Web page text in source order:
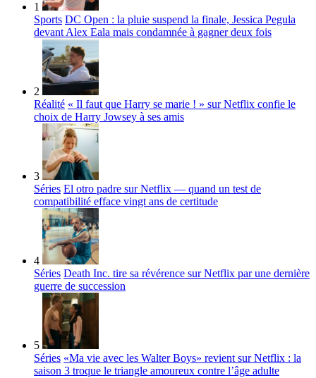
1
Sports DC Open : la pluie suspend la finale, Jessica Pegula
devant Alex Eala mais condamnée à gagner deux fois
2
Réalité « Il faut que Harry se marie ! » sur Netflix confie le
choix de Harry Jowsey à ses amis
3
Séries El otro padre sur Netflix — quand un test de
compatibilité efface vingt ans de certitude
4
Séries Death Inc. tire sa révérence sur Netflix par une dernière
guerre de succession
5
Séries «Ma vie avec les Walter Boys» revient sur Netflix : la
saison 3 troque le triangle amoureux contre l’âge adulte